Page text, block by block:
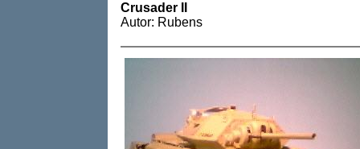
Crusader II
Autor: Rubens